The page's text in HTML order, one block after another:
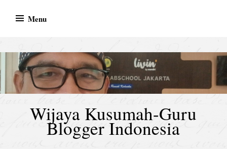
Menu
Wijaya Kusumah-Guru
Blogger Indonesia